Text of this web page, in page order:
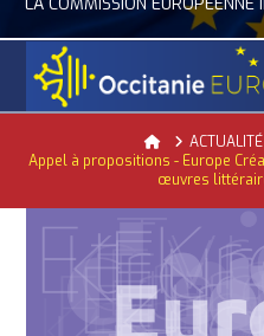
ACTUALITÉ DE LA REPRÉSENTATION D’OCCITANIE EUROPE,
Home
Appel à propositions - Europe
œuvres